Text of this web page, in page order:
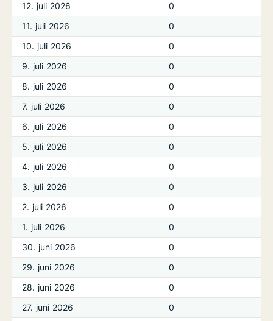
12. juli 2026
0
11. juli 2026
0
10. juli 2026
0
9. juli 2026
0
8. juli 2026
0
7. juli 2026
0
6. juli 2026
0
5. juli 2026
0
4. juli 2026
0
3. juli 2026
0
2. juli 2026
0
1. juli 2026
0
30. juni 2026
0
29. juni 2026
0
28. juni 2026
0
27. juni 2026
0